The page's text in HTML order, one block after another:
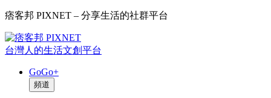
痞客邦 PIXNET – 分享生活的社群平台
台灣人的生活文創平台
GoGo+
頻道